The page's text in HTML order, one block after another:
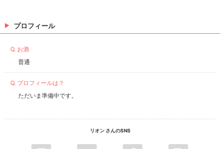
プロフィール
Q. お酒
普通
Q. プロフィールは？
ただいま準備中です。
リオン さんのSNS